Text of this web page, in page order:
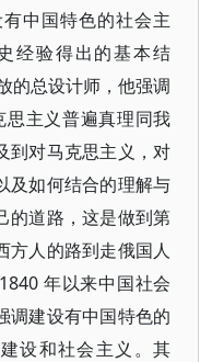
中国特色的社会主
经验得出的基本结
的总设计师，他强调
思主义普遍真理同我
到对马克思主义，对
及如何结合的理解与
的道路，这是做到第
方人的路到走俄国人
年以来中国社会
调建设有中国特色的
设和社会主义。其